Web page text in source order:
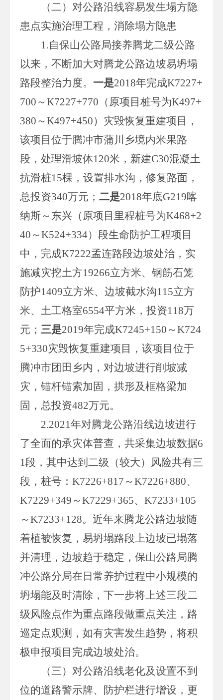
（二） 对公路沿线容易发生塌方隐
患点实施治理工程，消除塌方隐患
1.自保山公路局接养腾龙二级公路
以来，不断加大对腾龙公路边坡易坍塌
路段整治力度。 一是2018年完成K7227+
700 ～K7227+770 （原项目桩号为K497+
380 ～K497+450）灾毁恢复重建项目，
该项目位于腾冲市蒲川乡境内米果路
段，处理滑坡体120米，新建C30混凝土
抗滑桩15棵，设置排水沟，修复路面，
总投资340万元； 二是2018年底G219喀
纳斯～东兴（原项目里程桩号为K468+2
40～K524+334）段生命防护工程项目
中，完成K7222孟连路段边坡处治，实
施减灾挖土方19266立方米、钢筋石笼
防护1409立方米、边坡截水沟115立方
米、土工格室6554平方米，投资118万
元； 三是2019年完成K7245+150 ～K724
5+330灾毁恢复重建项目，该项目位于
腾冲市团田乡内，对边坡进行削坡减
灾，锚杆锚索加固，拱形及框格梁加
固，总投资482万元。
2.2021年对腾龙公路沿线边坡进行
了全面的承灾体普查，共采集边坡数据6
1段，其中达到二级（较大）风险共有三
段，桩号： K7226+817 ～K7226+880、
K7229+349 ～K7229+365、 K7233+105
～K7233+128。近年来腾龙公路边坡随
着植被恢复，易坍塌路段上边坡已塌落
并清理，边坡趋于稳定，保山公路局腾
冲公路分局在日常养护过程中小规模的
坍塌能及时清除，下一步将上述三段二
级风险点作为重点路段做重点关注，路
巡定点观测，如有灾害发生趋势，将积
极申报项目完成边坡处治。
（三） 对公路沿线老化及设置不到
位的道路警示牌、防护栏进行增设，更